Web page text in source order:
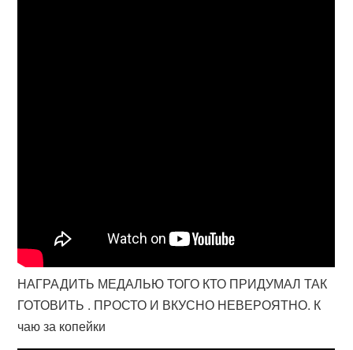
НАГРАДИТЬ МЕДАЛЬЮ ТОГО КТО ПРИДУМАЛ ТАК
ГОТОВИТЬ . ПРОСТО И ВКУСНО НЕВЕРОЯТНО. К
чаю за копейки